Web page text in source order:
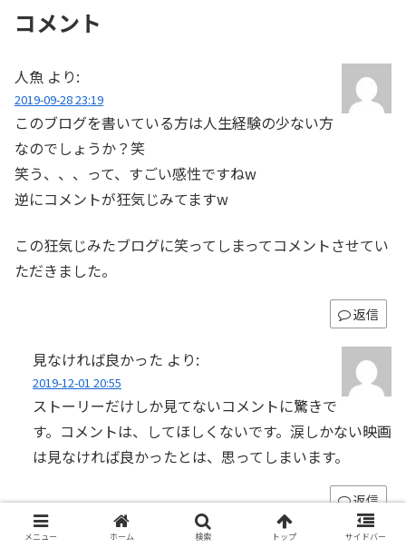
コメント
人魚 より:
2019-09-28 23:19
このブログを書いている方は人生経験の少ない方
なのでしょうか？笑
笑う、、、って、すごい感性ですねw
逆にコメントが狂気じみてますw
この狂気じみたブログに笑ってしまってコメントさせてい
ただきました。
返信
見なければ良かった より:
2019-12-01 20:55
ストーリーだけしか見てないコメントに驚きで
す。コメントは、してほしくないです。涙しかない映画
は見なければ良かったとは、思ってしまいます。
返信
メニュー ホーム 検索 トップ サイドバー